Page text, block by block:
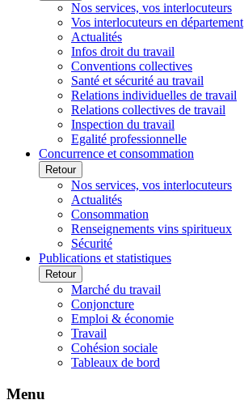
Nos services, vos interlocuteurs
Vos interlocuteurs en département
Actualités
Infos droit du travail
Conventions collectives
Santé et sécurité au travail
Relations individuelles de travail
Relations collectives de travail
Inspection du travail
Egalité professionnelle
Concurrence et consommation
Retour
Nos services, vos interlocuteurs
Actualités
Consommation
Renseignements vins spiritueux
Sécurité
Publications et statistiques
Retour
Marché du travail
Conjoncture
Emploi & économie
Travail
Cohésion sociale
Tableaux de bord
Menu